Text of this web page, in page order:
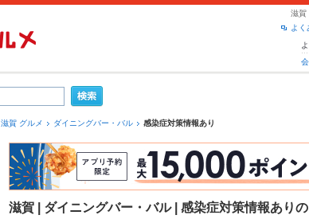
滋賀
よ
滋賀 グルメ ダイニングバー・バル 感染症対策情報あり
滋賀 | ダイニングバー・バル | 感染症対策情報あり